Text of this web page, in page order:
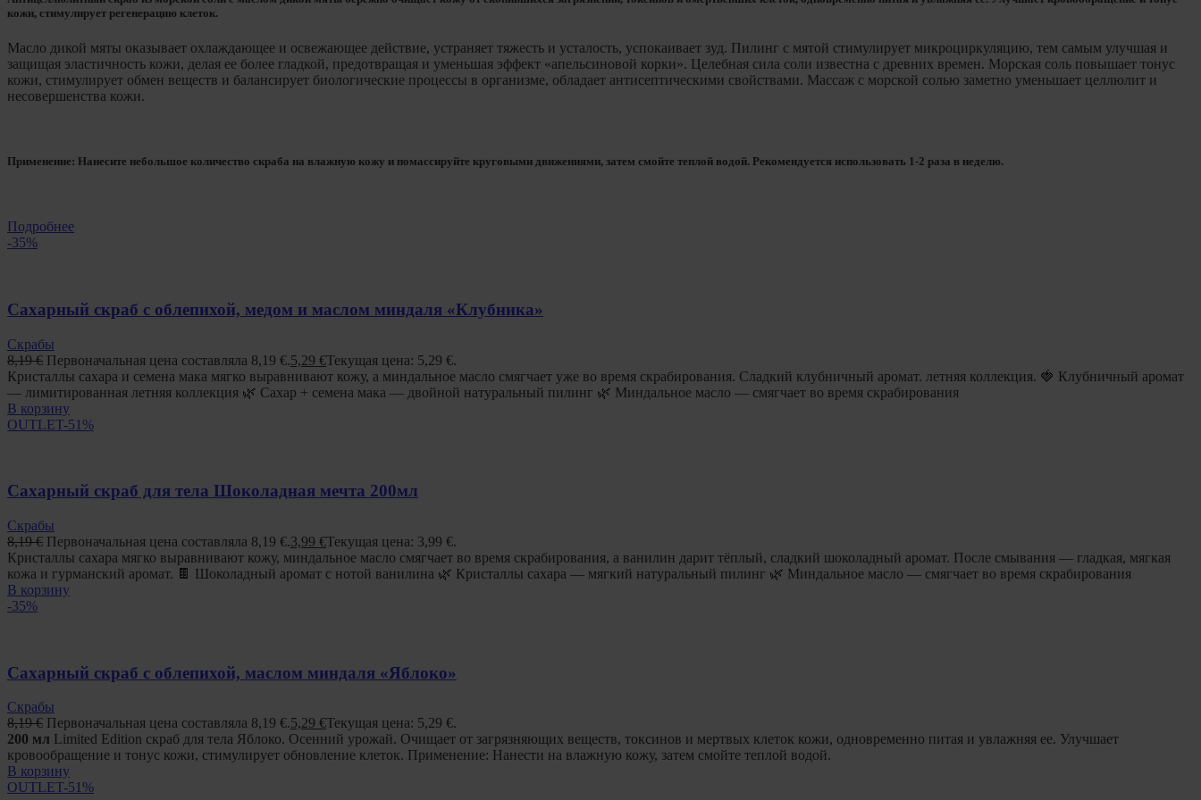
кожи, стимулирует регенерацию клеток.
Масло дикой мяты оказывает охлаждающее и освежающее действие, устраняет тяжесть и усталость, успокаивает зуд. Пилинг с мятой стимулирует микроциркуляцию, тем самым улучшая и
защищая эластичность кожи, делая ее более гладкой, предотвращая и уменьшая эффект «апельсиновой корки». Целебная сила соли известна с древних времен. Морская соль повышает тонус
кожи, стимулирует обмен веществ и балансирует биологические процессы в организме, обладает антисептическими свойствами. Массаж с морской солью заметно уменьшает целлюлит и
несовершенства кожи.
Применение: Нанесите небольшое количество скраба на влажную кожу и помассируйте круговыми движениями, затем смойте теплой водой. Рекомендуется использовать 1-2 раза в неделю.
Подробнее
-35%
Сахарный скраб с облепихой, медом и маслом миндаля «Клубника»
Скрабы
8,19€ Первоначальная цена составляла 8,19 €.5,29 €Текущая цена: 5,29 €.
Кристаллы сахара и семена мака мягко выравнивают кожу, а миндальное масло смягчает уже во время скрабирования. Сладкий клубничный аромат. летняя коллекция. 🍓 Клубничный аромат
— лимитированная летняя коллекция 🌿 Сахар + семена мака — двойной натуральный пилинг 🌿 Миндальное масло — смягчает во время скрабирования
В корзину
OUTLET-51%
Сахарный скраб для тела Шоколадная мечта 200мл
Скрабы
8,19€ Первоначальная цена составляла 8,19 €.3,99 €Текущая цена: 3,99 €.
Кристаллы сахара мягко выравнивают кожу, миндальное масло смягчает во время скрабирования, а ванилин дарит тёплый, сладкий шоколадный аромат. После смывания — гладкая, мягкая
кожа и гурманский аромат. 🍫 Шоколадный аромат с нотой ванилина 🌿 Кристаллы сахара — мягкий натуральный пилинг 🌿 Миндальное масло — смягчает во время скрабирования
В корзину
-35%
Сахарный скраб с облепихой, маслом миндаля «Яблоко»
Скрабы
8,19€ Первоначальная цена составляла 8,19 €.5,29 €Текущая цена: 5,29 €.
200 мл Limited Edition скраб для тела Яблоко. Осенний урожай. Очищает от загрязняющих веществ, токсинов и мертвых клетoк кожи, одновременно питая и увлажняя ее. Улучшает
кровообращение и тонус кожи, стимулирует обновление клеток. Применение: Нанести на влажную кожу, затем смойте теплой водой.
В корзину
OUTLET-51%